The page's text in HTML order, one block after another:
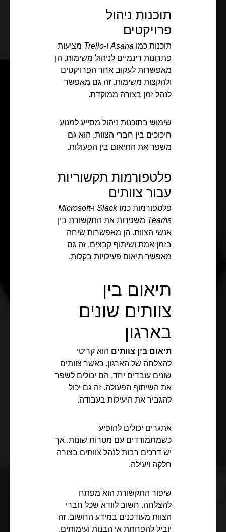
תוכנות ניהול
פרויקטים
תוכנות כמו Asana ו-Trello מציעות
פתרונות דינמיים לניהול משימות. הן
מאפשרות לעקוב אחר הפרויקטים
ולהקצות משימות. זה גם מאפשר
לנהל זמן בצורה ממוקדת.
שימוש בתוכנות ניהול מסייע למנוע
חיכוכים בין חברי הצוות. הוא גם
משפר את התיאום בין הפעולות.
פלטפורמות תקשוריות
עבור צוותים
פלטפורמות כמוSlack ו-Microsoft
Teams משפרות את התקשורת בין
אנשי הצוות. הן מאפשרות שיחה
בזמן אמת ושיתוף קבצים. זה גם
מאפשר תיאום פעילויות בקלות.
תיאום בין
צוותים שונים
בארגון
תיאום בין צוותים הוא קריטי
להצלחה של הארגון. כאשר צוותים
שונים עובדים יחד, הם יכולים לשפר
את השיתוף הפעולה. זה גם יכול
להגביר את היעילות בעבודה.
אתגרים יכולים להופיע
כשמתמודדים עם מטרות שונות. אך
יש דרכים רבות לנהל צוותים בצורה
חלקה ויעילה.
שיפור התקשורת הוא מפתח
להצלחה. חשוב לוודא שכל חברי
הצוות מעודכנים במידע החשוב. זה
יוביל להפחתת אי הבנות ועימותים.